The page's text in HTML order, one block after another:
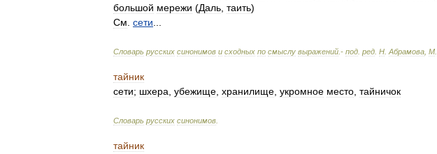
большой мережи (Даль таить)
См сети
Словарь русских синонимов и сходных по смыслу выражений .- под ред Н Абрамова М
тайник
сети; шхера убежище хранилище укромное место тайничок
Словарь русских синонимов
тайник